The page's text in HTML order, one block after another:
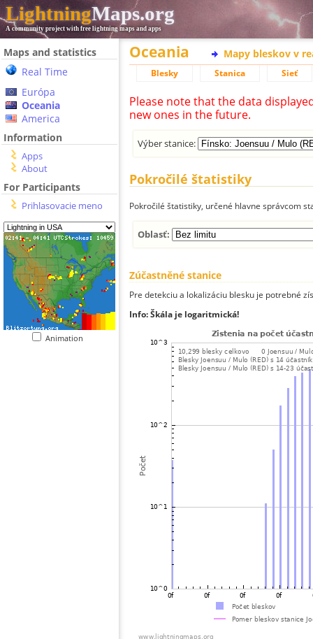
LightningMaps.org
A community project with free lightning maps and apps
Maps and statistics
Real Time
Európa
Oceania
America
Information
Apps
About
For Participants
Prihlasovacie meno
Animation
Oceania Mapy bleskov v
Blesky Stanica Sieť
Please note that the data
new ones in the future.
Výber stanice:
Pokročilé štatistiky
Pokročilé štatistiky, určené hlavne správcom
Oblasť:
Zúčastněné stanice
Pre detekciu a lokalizáciu blesku je potrebné
Info: Škála je logaritmická!